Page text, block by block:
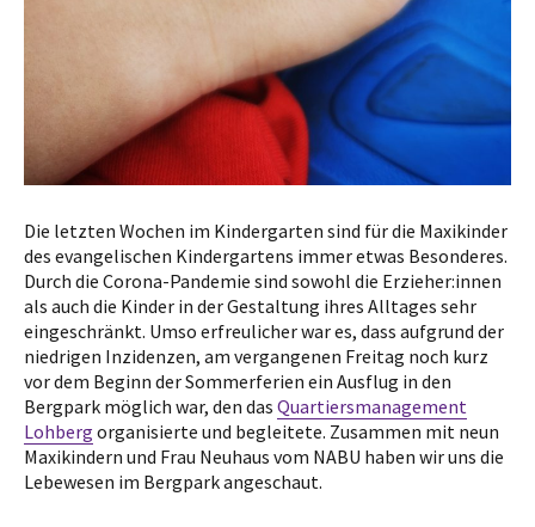
Die letzten Wochen im Kindergarten sind für die Maxikinder
des evangelischen Kindergartens immer etwas Besonderes.
Durch die Corona-Pandemie sind sowohl die Erzieher:innen
als auch die Kinder in der Gestaltung ihres Alltages sehr
eingeschränkt. Umso erfreulicher war es, dass aufgrund der
niedrigen Inzidenzen, am vergangenen Freitag noch kurz
vor dem Beginn der Sommerferien ein Ausflug in den
Bergpark möglich war, den das Quartiersmanagement
Lohberg organisierte und begleitete. Zusammen mit neun
Maxikindern und Frau Neuhaus vom NABU haben wir uns die
Lebewesen im Bergpark angeschaut.